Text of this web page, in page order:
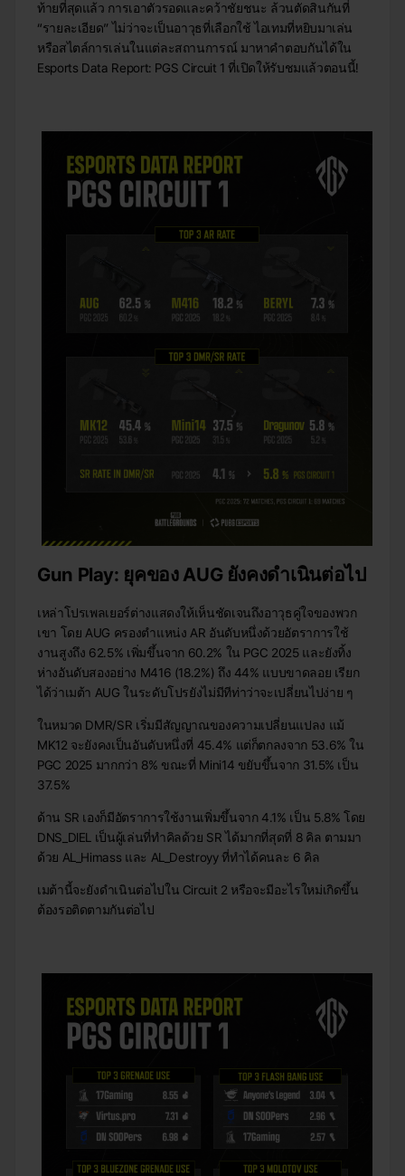
ท้ายที่สุดแล้ว การเอาตัวรอดและคว้าชัยชนะ ล้วนตัดสินกันที่
“รายละเอียด” ไม่ว่าจะเป็นอาวุธที่เลือกใช้ ไอเทมที่หยิบมาเล่น
หรือสไตล์การเล่นในแต่ละสถานการณ์ มาหาคำตอบกันได้ใน
Esports Data Report: PGS Circuit 1 ที่เปิดให้รับชมแล้วตอนนี้!
Gun Play: ยุคของ AUG ยังคงดำเนินต่อไป
เหล่าโปรเพลเยอร์ต่างแสดงให้เห็นชัดเจนถึงอาวุธคู่ใจของพวก
เขา โดย AUG ครองตำแหน่ง AR อันดับหนึ่งด้วยอัตราการใช้
งานสูงถึง 62.5% เพิ่มขึ้นจาก 60.2% ใน PGC 2025 และยังทิ้ง
ห่างอันดับสองอย่าง M416 (18.2%) ถึง 44% แบบขาดลอย เรียก
ได้ว่าเมต้า AUG ในระดับโปรยังไม่มีทีท่าว่าจะเปลี่ยนไปง่าย ๆ
ในหมวด DMR/SR เริ่มมีสัญญาณของความเปลี่ยนแปลง แม้
MK12 จะยังคงเป็นอันดับหนึ่งที่ 45.4% แต่ก็ตกลงจาก 53.6% ใน
PGC 2025 มากกว่า 8% ขณะที่ Mini14 ขยับขึ้นจาก 31.5% เป็น
37.5%
ด้าน SR เองก็มีอัตราการใช้งานเพิ่มขึ้นจาก 4.1% เป็น 5.8% โดย
DNS_DIEL เป็นผู้เล่นที่ทำคิลด้วย SR ได้มากที่สุดที่ 8 คิล ตามมา
ด้วย AL_Himass และ AL_Destroyy ที่ทำได้คนละ 6 คิล
เมต้านี้จะยังดำเนินต่อไปใน Circuit 2 หรือจะมีอะไรใหม่เกิดขึ้น
ต้องรอติดตามกันต่อไป